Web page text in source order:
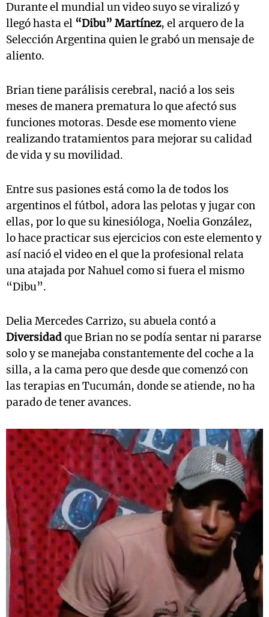
Durante el mundial un video suyo se viralizó y
llegó hasta el “Dibu” Martínez, el arquero de la
Selección Argentina quien le grabó un mensaje de
aliento.
Brian tiene parálisis cerebral, nació a los seis
meses de manera prematura lo que afectó sus
funciones motoras. Desde ese momento viene
realizando tratamientos para mejorar su calidad
de vida y su movilidad.
Entre sus pasiones está como la de todos los
argentinos el fútbol, adora las pelotas y jugar con
ellas, por lo que su kinesióloga, Noelia González,
lo hace practicar sus ejercicios con este elemento y
así nació el video en el que la profesional relata
una atajada por Nahuel como si fuera el mismo
“Dibu”.
Delia Mercedes Carrizo, su abuela contó a
Diversidadque Brian no se podía sentar ni pararse
solo y se manejaba constantemente del coche a la
silla, a la cama pero que desde que comenzó con
las terapias en Tucumán, donde se atiende, no ha
parado de tener avances.